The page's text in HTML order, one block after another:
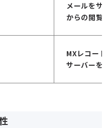
メールをサ
からの閲覧
MXレコード
サーバーを